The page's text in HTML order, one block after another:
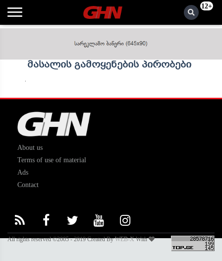
12+
მასალის გამოყენების პირობები
About us
Terms of use of material
Ads
Contact
All rights reserved ©2005 - 2019 Created ByWEB-XWith